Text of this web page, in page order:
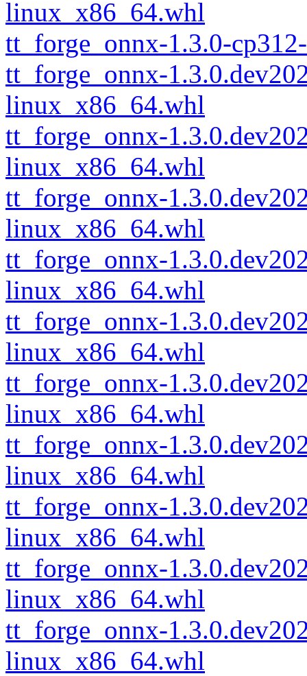
linux_x86_64.whl
tt_forge_onnx-1.3.0-
tt_forge_onnx-
linux_x86_64.whl
tt_forge_onnx-
linux_x86_64.whl
tt_forge_onnx-
linux_x86_64.whl
tt_forge_onnx-
linux_x86_64.whl
tt_forge_onnx-
linux_x86_64.whl
tt_forge_onnx-
linux_x86_64.whl
tt_forge_onnx-
linux_x86_64.whl
tt_forge_onnx-
linux_x86_64.whl
tt_forge_onnx-
linux_x86_64.whl
tt_forge_onnx-
linux_x86_64.whl